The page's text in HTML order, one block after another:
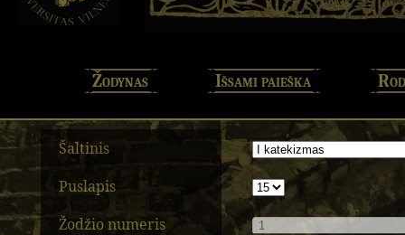
Žodynas Išsami paieška
Šaltinis
Puslapis
Žodžio numeris